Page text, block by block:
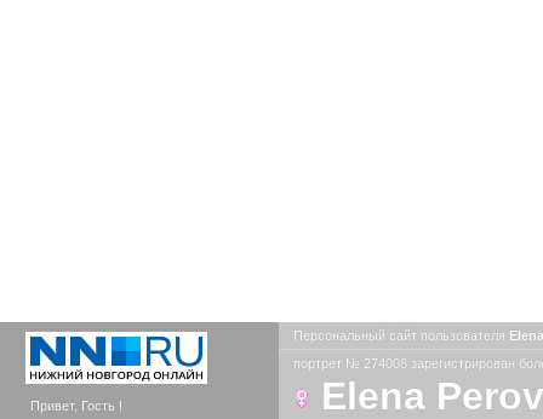
Привет, Гость !
Персональный сайт пользователя
портрет № 274008 зарегистрирован
Elena